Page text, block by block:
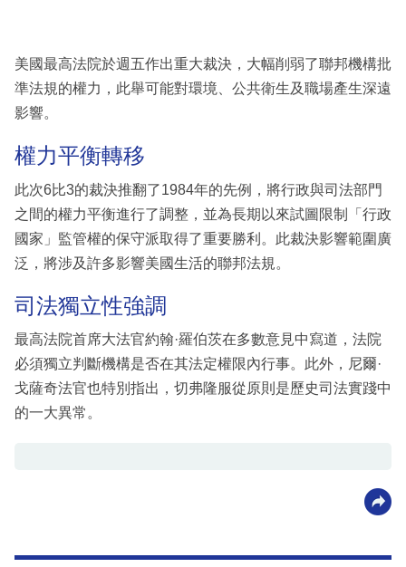
區
美國最高法院於週五作出重大裁決，大幅削弱了聯邦機構批
準法規的權力，此舉可能對環境、公共衛生及職場產生深遠
影響。
權力平衡轉移
此次6比3的裁決推翻了1984年的先例，將行政與司法部門
之間的權力平衡進行了調整，並為長期以來試圖限制「行政
國家」監管權的保守派取得了重要勝利。此裁決影響範圍廣
泛，將涉及許多影響美國生活的聯邦法規。
司法獨立性強調
最高法院首席大法官約翰·羅伯茨在多數意見中寫道，法院
必須獨立判斷機構是否在其法定權限內行事。此外，尼爾·
戈薩奇法官也特別指出，切弗隆服從原則是歷史司法實踐中
的一大異常。